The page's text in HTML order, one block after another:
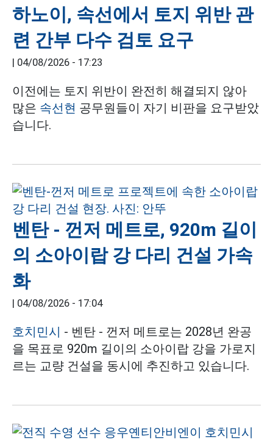
하노이, 속선에서 토지 위반 관
련 간부 다수 검토 요구
| 04/08/2026 - 17:23
이전에는 토지 위반이 완전히 해결되지 않아
많은 속선현 공무원들이 자기 비판을 요구받았
습니다.
벤탄 - 껀저 메트로, 920m 길이
의 소아이랍 강 다리 건설 가속
화
| 04/08/2026 - 17:04
호치민시 - 벤탄 - 껀저 메트로는 2028년 완공
을 목표로 920m 길이의 소아이랍 강을 가로지
르는 교량 건설을 동시에 추진하고 있습니다.